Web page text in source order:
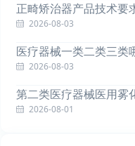
正畸矫治器产品技术要
2026-08-03
医疗器械一类二类三类
2026-08-03
第二类医疗器械医用雾
2026-08-01